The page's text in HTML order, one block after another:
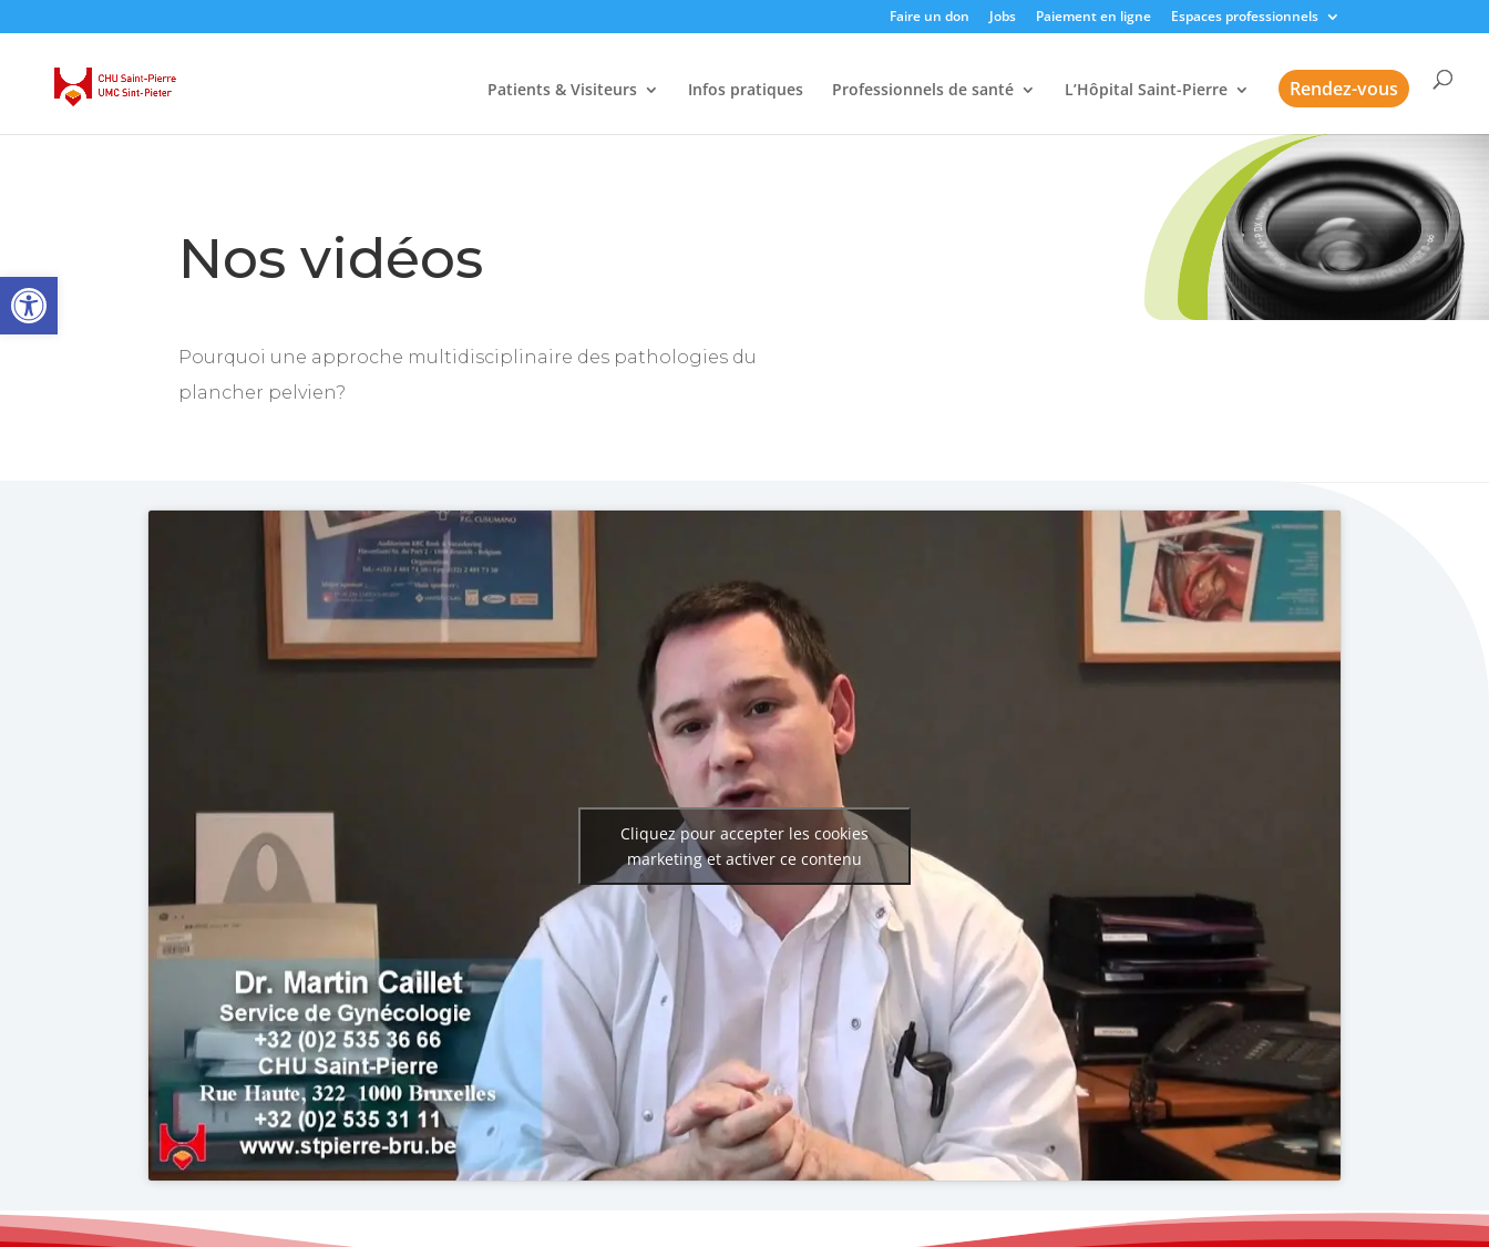
Ouvrir la barre d’outils
Faire un don Jobs Paiement en ligne Espaces professionnels
Patients & Visiteurs Infos pratiques Professionnels de santé L’Hôpital Saint-Pierre Rendez-vous
Nos vidéos
Pourquoi une approche multidisciplinaire des pathologies du
plancher pelvien?
Cliquez pour accepter les cookies
marketing et activer ce contenu